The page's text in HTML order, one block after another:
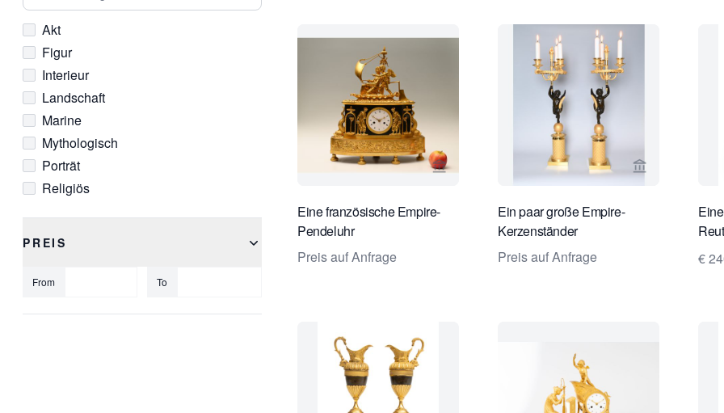
Weiß
Akt
Figur
Interieur
Landschaft
Marine
Mythologisch
Porträt
Religiös
PREIS
From To
Verkaeuferseite von Limburg Antiquairs ansehen
Eine französische Empire-
Pendeluhr
Preis auf Anfrage
Ein paar große Empire-
Kerzenständer
Preis auf Anfrage
Uhr
€